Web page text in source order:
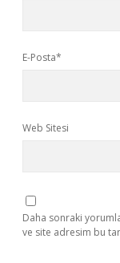
E-Posta*
Web Sitesi
Daha sonraki
ve site adresim bu